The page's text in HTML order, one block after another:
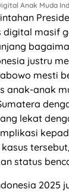
Anak Muda
masif
justru
mesti
anak-anak
lekat
status
2025